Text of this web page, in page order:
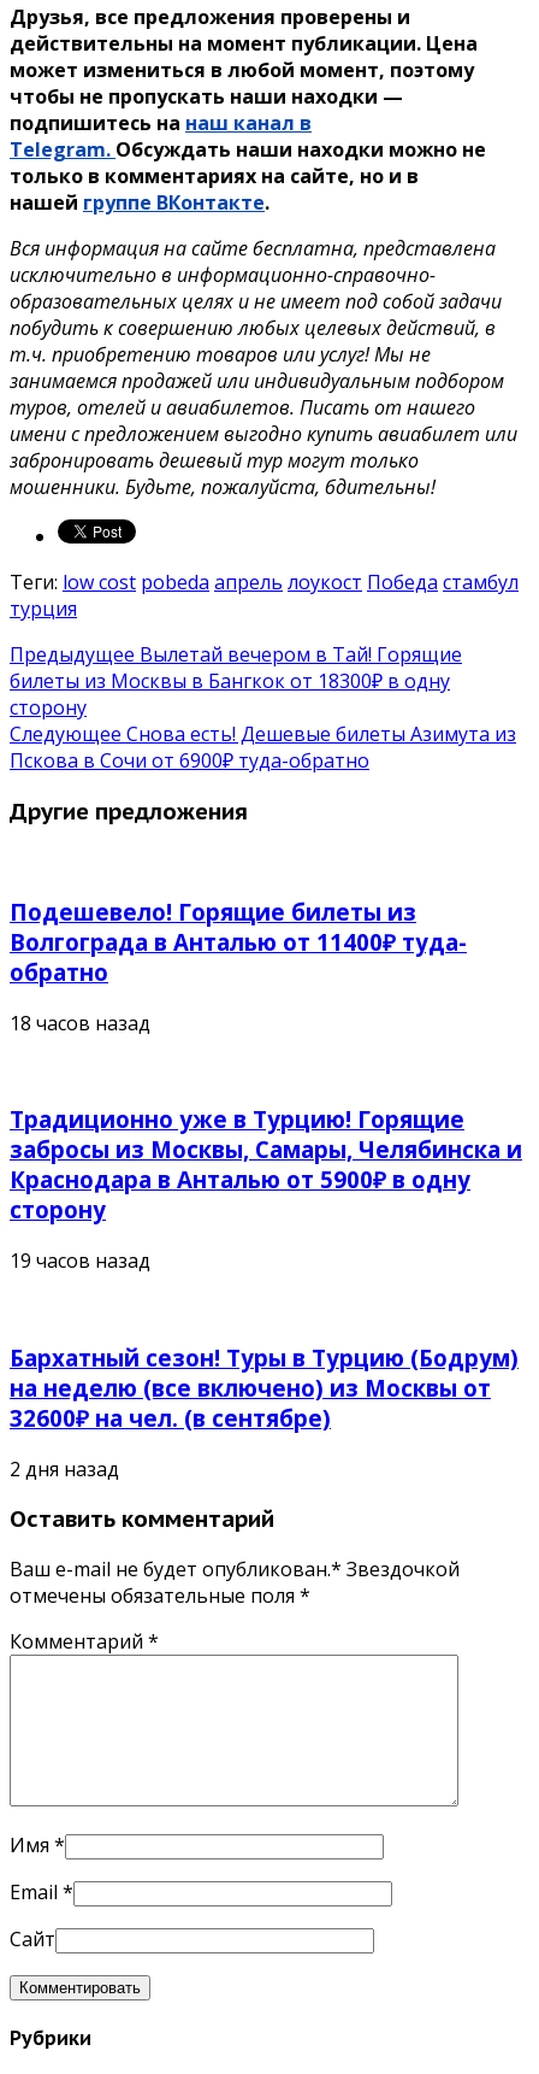
Друзья, все предложения проверены и
действительны на момент публикации. Цена
может измениться в любой момент, поэтому
чтобы не пропускать наши находки —
подпишитесь на наш канал в
Telegram. Обсуждать наши находки можно не
только в комментариях на сайте, но и в
нашей группе ВКонтакте.
Вся информация на сайте бесплатна, представлена
исключительно в информационно-справочно-
образовательных целях и не имеет под собой задачи
побудить к совершению любых целевых действий, в
т.ч. приобретению товаров или услуг! Мы не
занимаемся продажей или индивидуальным подбором
туров, отелей и авиабилетов. Писать от нашего
имени с предложением выгодно купить авиабилет или
забронировать дешевый тур могут только
мошенники. Будьте, пожалуйста, бдительны!
Теги: low cost pobeda апрель лоукост Победа стамбул
турция
Предыдущее Вылетай вечером в Тай! Горящие
билеты из Москвы в Бангкок от 18300₽ в одну
сторону
Следующее Снова есть! Дешевые билеты Азимута из
Пскова в Сочи от 6900₽ туда-обратно
Другие предложения
Подешевело! Горящие билеты из
Волгограда в Анталью от 11400₽ туда-
обратно
18 часов назад
Традиционно уже в Турцию! Горящие
забросы из Москвы, Самары, Челябинска и
Краснодара в Анталью от 5900₽ в одну
сторону
19 часов назад
Бархатный сезон! Туры в Турцию (Бодрум)
на неделю (все включено) из Москвы от
32600₽ на чел. (в сентябре)
2 дня назад
Оставить комментарий
Ваш e-mail не будет опубликован.* Звездочкой
отмечены обязательные поля *
Комментарий *
Имя *
Email *
Сайт
Рубрики